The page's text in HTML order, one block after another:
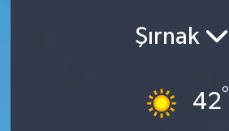
Şırnak
42°